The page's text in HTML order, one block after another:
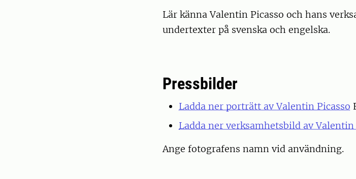
Lär känna Valentin Picasso och hans
undertexter på svenska och engelska.
Pressbilder
Ladda ner porträtt av Valentin Picasso
Ladda ner verksamhetsbild av Valentin
Ange fotografens namn vid användning.